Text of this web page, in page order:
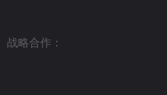
战略合作：